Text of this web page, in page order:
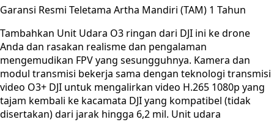
Garansi Resmi Teletama Artha Mandiri (TAM) 1 Tahun
Tambahkan Unit Udara O3 ringan dari DJI ini ke drone
Anda dan rasakan realisme dan pengalaman
mengemudikan FPV yang sesungguhnya. Kamera dan
modul transmisi bekerja sama dengan teknologi transmisi
video O3+ DJI untuk mengalirkan video H.265 1080p yang
tajam kembali ke kacamata DJI yang kompatibel (tidak
disertakan) dari jarak hingga 6,2 mil. Unit udara